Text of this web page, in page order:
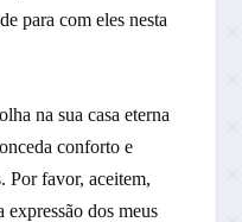
para com eles nesta
na sua casa eterna
conforto e
Por favor, aceitem,
expressão dos meus